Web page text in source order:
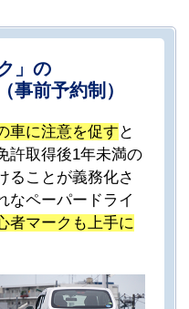
」の
事前予約制）
車に注意を促す と
許取得後1年未満の
ることが義務化さ
なペーパードライ
者マークも上手に